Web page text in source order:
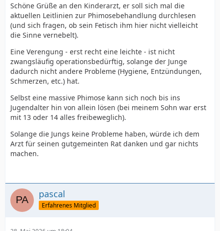
Schöne Grüße an den Kinderarzt, er soll sich mal die
aktuellen Leitlinien zur Phimosebehandlung durchlesen
(und sich fragen, ob sein Fetisch ihm hier nicht vielleicht
die Sinne vernebelt).
Eine Verengung - erst recht eine leichte - ist nicht
zwangsläufig operationsbedürftig, solange der Junge
dadurch nicht andere Probleme (Hygiene, Entzündungen,
Schmerzen, etc.) hat.
Selbst eine massive Phimose kann sich noch bis ins
Jugendalter hin von allein lösen (bei meinem Sohn war erst
mit 13 oder 14 alles freibeweglich).
Solange die Jungs keine Probleme haben, würde ich dem
Arzt für seinen gutgemeinten Rat danken und gar nichts
machen.
pascal
Erfahrenes Mitglied